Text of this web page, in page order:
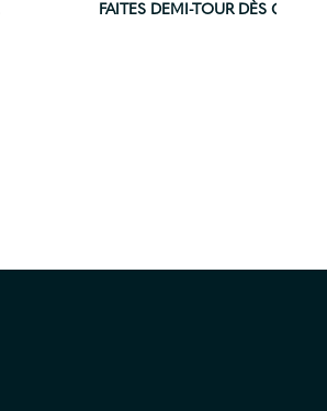
FAITES DEMI-TOUR DÈS QUE